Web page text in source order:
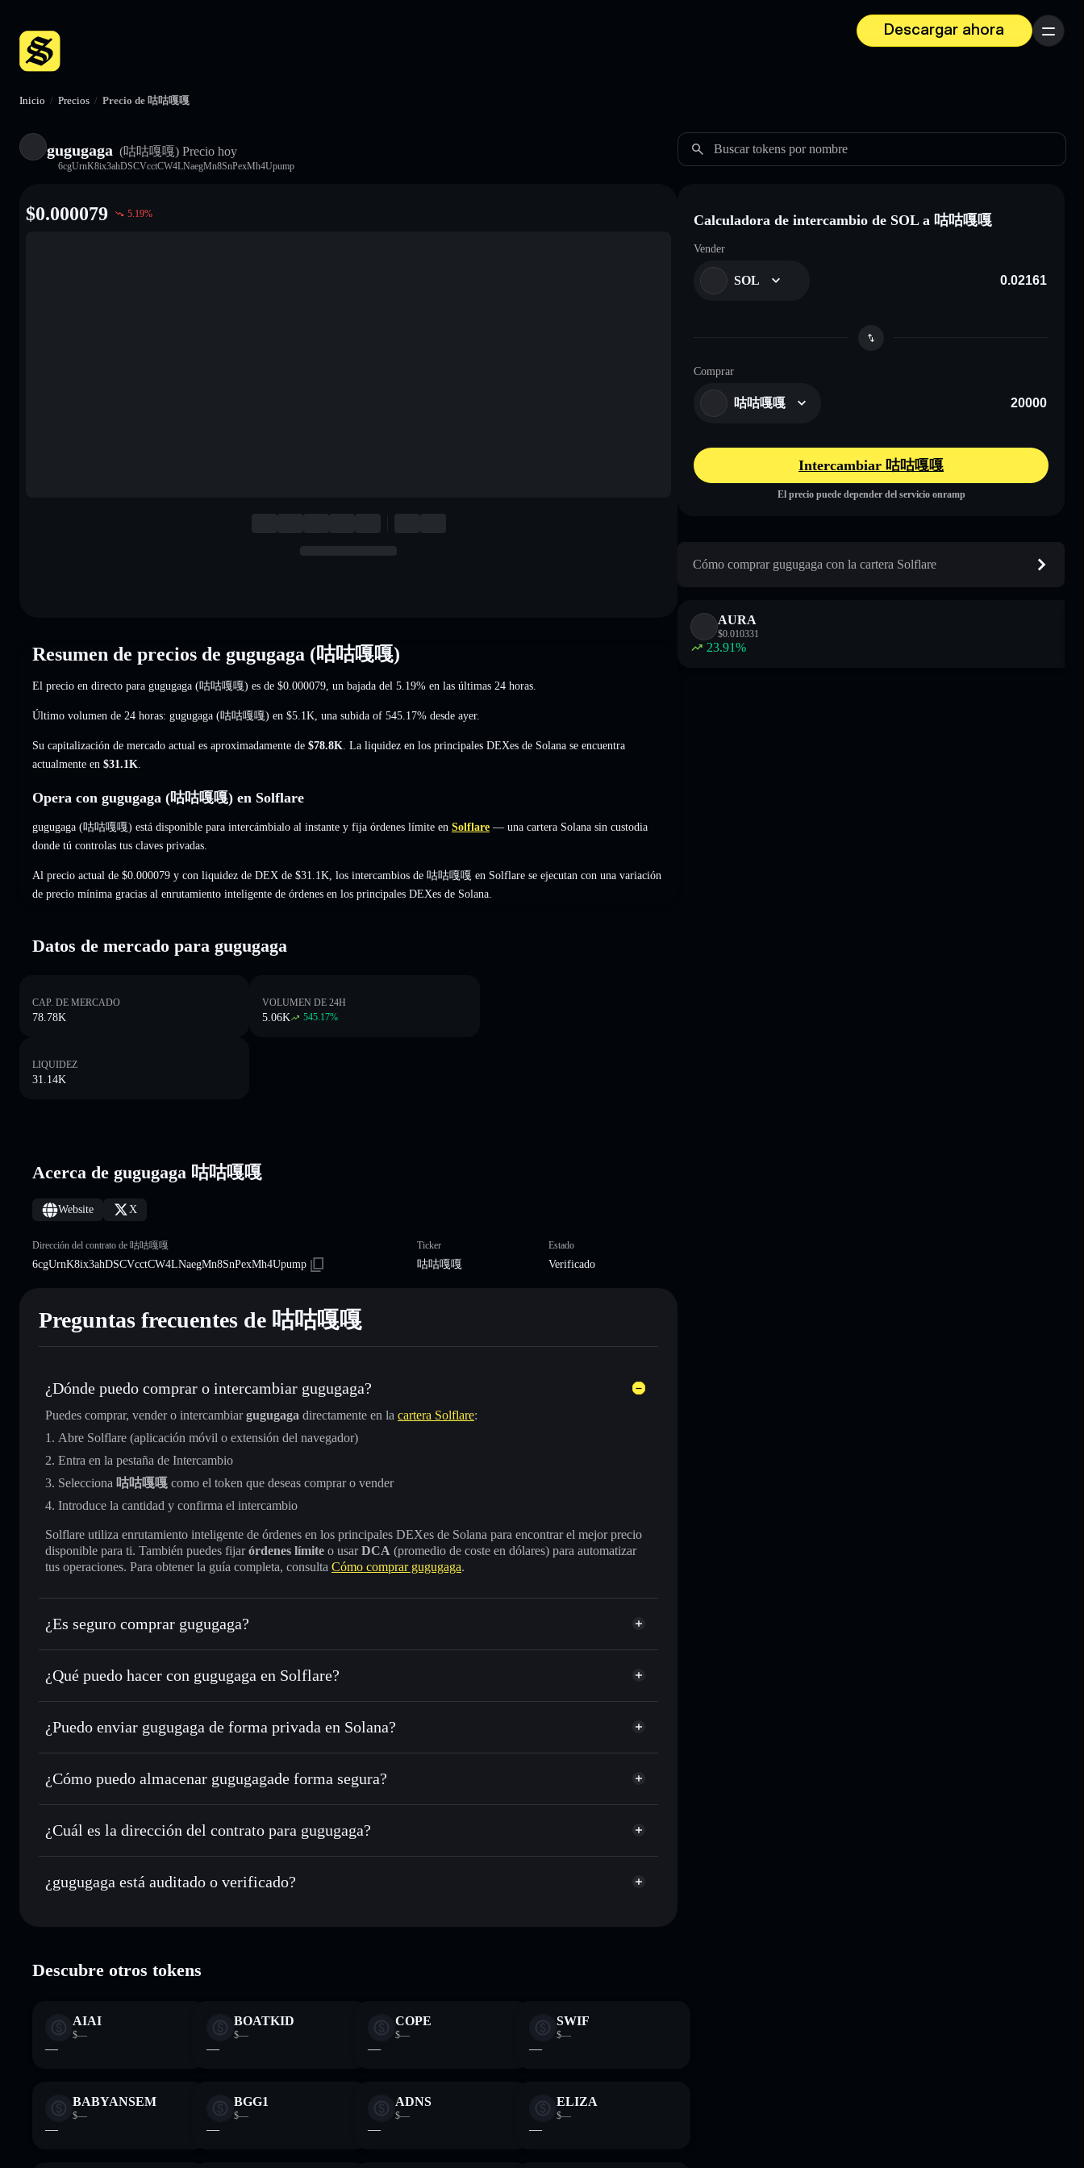
Descargar ahora
Menú
Inicio / Precios / Precio de 咕咕嘎嘎
gugugaga (咕咕嘎嘎) Precio hoy
6cgUrnK8ix3ahDSCVcctCW4LNaegMn8SnPexMh4Upump
Buscar tokens por nombre
$0.000079 5.19%
Resumen de precios de gugugaga (咕咕嘎嘎)
El precio en directo para gugugaga (咕咕嘎嘎) es de $0.000079 , un bajada del 5.19% en las últimas 24 horas.
Último volumen de 24 horas: gugugaga (咕咕嘎嘎) en $5.1K una subida of 545.17% desde ayer.
Su capitalización de mercado actual es aproximadamente de $78.8K . La liquidez en los principales DEXes de Solana se encuentra
actualmente en $31.1K
Opera con gugugaga (咕咕嘎嘎) en Solflare
gugugaga (咕咕嘎嘎) está disponible para intercámbialo al instante y fija órdenes límite en Solflare — una cartera Solana sin custodia
donde tú controlas tus claves privadas.
Al precio actual de $0.000079 y con liquidez de DEX de $31.1K, los intercambios de 咕咕嘎嘎 en Solflare se ejecutan con una variación
de precio mínima gracias al enrutamiento inteligente de órdenes en los principales DEXes de Solana.
Datos de mercado para gugugaga
CAP. DE MERCADO
78.78K
VOLUMEN DE 24H
5.06K 545.17%
LIQUIDEZ
31.14K
Acerca de gugugaga 咕咕嘎嘎
Website X
Dirección del contrato de 咕咕嘎嘎
6cgUrnK8ix3ahDSCVcctCW4LNaegMn8SnPexMh4Upump
Ticker
咕咕嘎嘎
Estado
Verificado
Preguntas frecuentes de 咕咕嘎嘎
¿Dónde puedo comprar o intercambiar gugugaga?
Puedes comprar, vender o intercambiargugugaga directamente en la cartera Solflare:
Abre Solflare (aplicación móvil o extensión del navegador)
Entra en la pestaña de Intercambio
Selecciona 咕咕嘎嘎 como el token que deseas comprar o vender
Introduce la cantidad y confirma el intercambio
Solflare utiliza enrutamiento inteligente de órdenes en los principales DEXes de Solana para encontrar el mejor precio
disponible para ti. También puedes fijarórdenes límite o usarDCA (promedio de coste en dólares) para automatizar
tus operaciones. Para obtener la guía completa, consulta Cómo comprar gugugaga.
¿Es seguro comprar gugugaga?
gugugaga token verificado
¿Qué puedo hacer con gugugaga en Solflare?
gugugaga
cartera de Solflare
Intercambiar al instante: operar con 咕咕嘎嘎 para SOL, USDC o miles de otros tokens de Solana con
Utilizar DCA: promedio de coste en dólares en 咕咕嘎嘎 a lo largo del tiempo
Enviar de forma privada: transferir 咕咕嘎嘎 sin vincular públicamente las carteras usando el agregador de
privacidad integrado de Solflare
Holdear de forma segura: almacenar 咕咕嘎嘎 en una cartera sin custodia donde tú controla tus claves privadas
¿Puedo enviar gugugaga de forma privada en Solana?
cartera de Solflare
agregador de privacidad
gugugaga
¿Cómo puedo almacenar gugugagade forma segura?
gugugaga cartera sin custodia Solflare
¿Cuál es la dirección del contrato para gugugaga?
gugugaga
6cgUrnK8ix3ahDSCVcctCW4LNaegMn8SnPexMh4Upump
¿gugugaga está auditado o verificado?
Descubre otros tokens
AIAI
$—
—
BOATKID
$—
—
COPE
$—
—
SWIF
$—
—
BABYANSEM
$—
—
BGG1
$—
—
ADNS
$—
—
ELIZA
$—
—
Calculadora de intercambio de SOL a 咕咕嘎嘎
Vender
SOL
Comprar
咕咕嘎嘎
Intercambiar 咕咕嘎嘎
El precio puede depender del servicio onramp
Cómo comprar gugugaga con la cartera Solflare
AURA
$0.010331
23.91%